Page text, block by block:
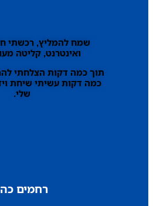
שמח להמליץ, רכשתי
ואינטרנט, קליטה
תוך כמה דקות הצלחתי
כמה דקות עשיתי שיחת
שלי.
רחמים